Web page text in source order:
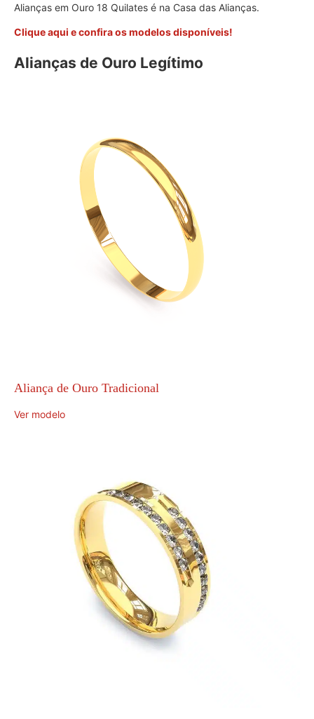
Alianças em Ouro 18 Quilates é na Casa das Alianças.
Clique aqui e confira os modelos disponíveis!
Alianças de Ouro Legítimo
Aliança de Ouro Tradicional
Ver modelo